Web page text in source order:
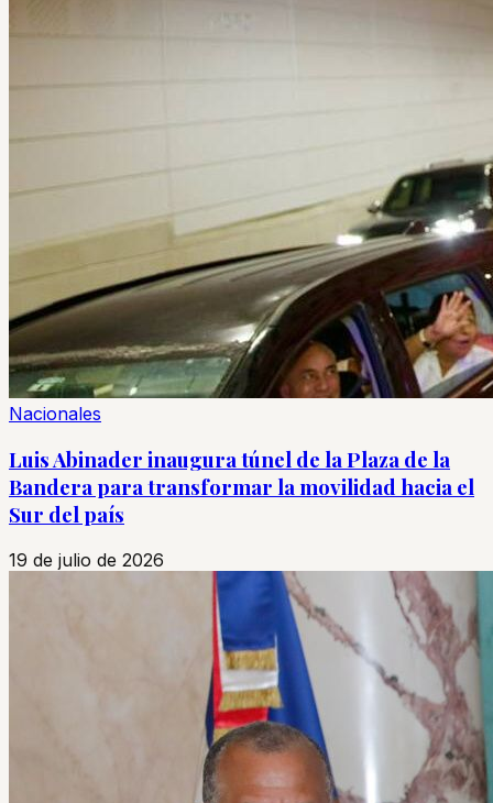
Nacionales
Luis Abinader inaugura túnel de la Plaza de la
Bandera para transformar la movilidad hacia el
Sur del país
19 de julio de 2026